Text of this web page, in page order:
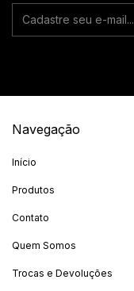
Navegação
Início
Produtos
Contato
Quem Somos
Trocas e Devoluções